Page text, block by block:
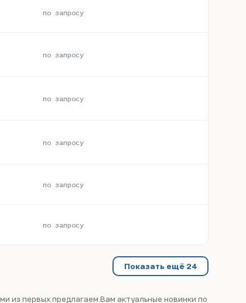
по запросу
по запросу
по запросу
по запросу
по запросу
по запросу
Показать ещё 24
из первых предлагаем Вам актуальные новинки по